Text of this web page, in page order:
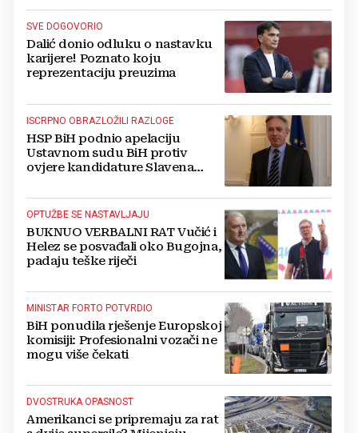
SVE DOGOVORIO
Dalić donio odluku o nastavku
karijere! Poznato koju
reprezentaciju preuzima
ISCRPNO OBRAZLOŽILI RAZLOGE
HSP BiH podnio apelaciju
Ustavnom sudu BiH protiv
ovjere kandidature Slavena
OPTUŽBE SE NASTAVLJAJU
BUKNUO VERBALNI RAT Vučić i
Helez se posvađali oko Bugojna,
padaju teške riječi
MINISTAR FORTO POTVRDIO
BiH ponudila rješenje Europskoj
komisiji: Profesionalni vozači ne
mogu više čekati
DVOSTRUKA OPASNOST
Amerikanci se pripremaju za rat